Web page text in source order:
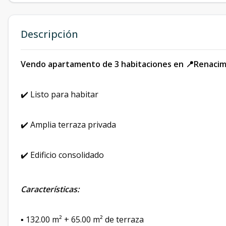
Descripción
Vendo apartamento de 3 habitaciones en
✔️ Listo para habitar
✔️ Amplia terraza privada
✔️ Edificio consolidado
Características:
▪️ 132.00 m² + 65.00 m² de terraza